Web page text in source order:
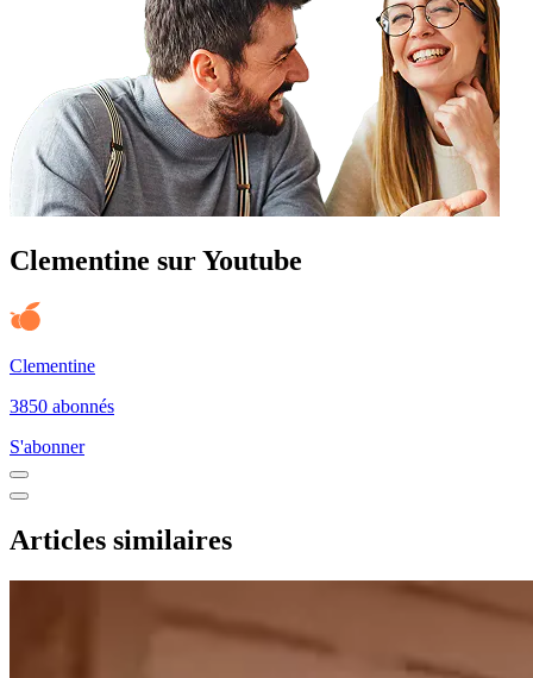
Clementine sur Youtube
Clementine
3850 abonnés
S'abonner
Articles similaires